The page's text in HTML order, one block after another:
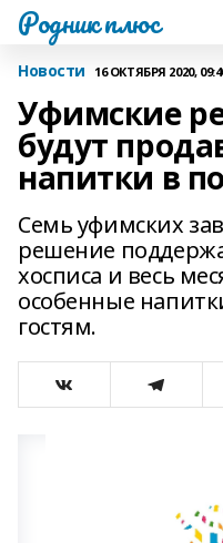
Родник плюс
Новости 16 ОКТЯБРЯ 2020,
Уфимские
будут
напитки в
Семь уфимских
решение
хосписа и весь
особенные
гостям.